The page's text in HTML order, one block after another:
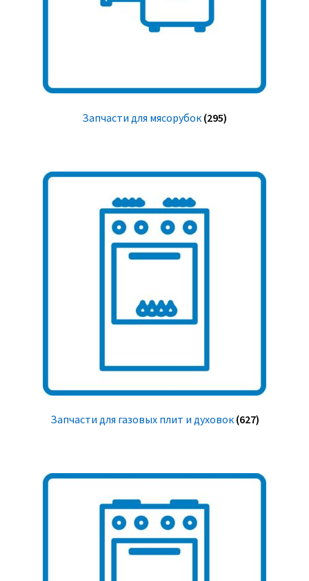
Запчасти для мясорубок (295)
Запчасти для газовых плит и духовок (627)